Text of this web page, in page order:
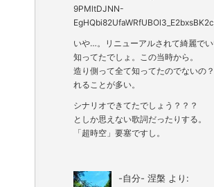
9PMltDJNN-
いや…。リニューアルされて綺麗でい
知ってたでしょ。この当時から。
造り側って全て知ってたのでないの
れることが多い。
シナリオできてたでしょう？？？
としか思えない歌詞だったりする。
「超時空」要塞ですし。
-自分- 涅槃 より: